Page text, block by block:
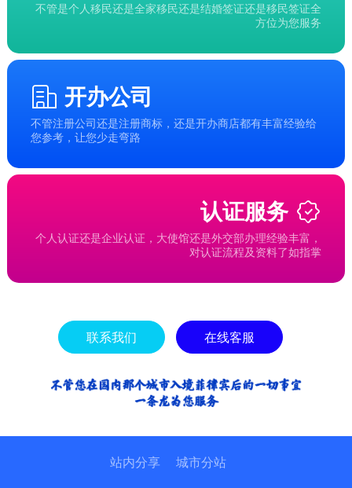
不管是个人移民还是全家移民还是结婚签证还是移民签证全
方位为您服务
开办公司
不管注册公司还是注册商标，还是开办商店都有丰富经验给
您参考，让您少走弯路
认证服务
个人认证还是企业认证，大使馆还是外交部办理经验丰富，
对认证流程及资料了如指掌
联系我们 在线客服
站内分享 城市分站